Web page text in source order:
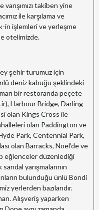
takiben yine
ile karşılama ve
in işlemleri ve yerleşme
otelimizde.
şehir turumuz için
deniz kabuğu şeklindeki
bir restoranda peçete
Harbour Bridge, Darling
olan Kings Cross ile
olan Paddington ve
Park, Centennial Park,
olan Barracks, Noel’de ve
eğlenceler düzenlediği
yarışmalarının
bulunduğu ünlü Bondi
yerlerden bazılarıdır.
Alışveriş yaparken